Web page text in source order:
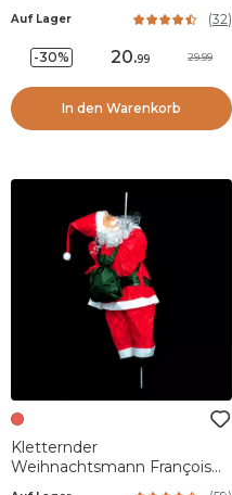
Auf Lager (32)
-30% 20.99 29.99
In den Warenkorb
Kletternder
Weihnachtsmann François